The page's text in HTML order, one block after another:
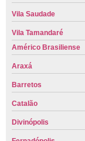
Vila Saudade
Vila Tamandaré
Américo Brasiliense
Araxá
Barretos
Catalão
Divinópolis